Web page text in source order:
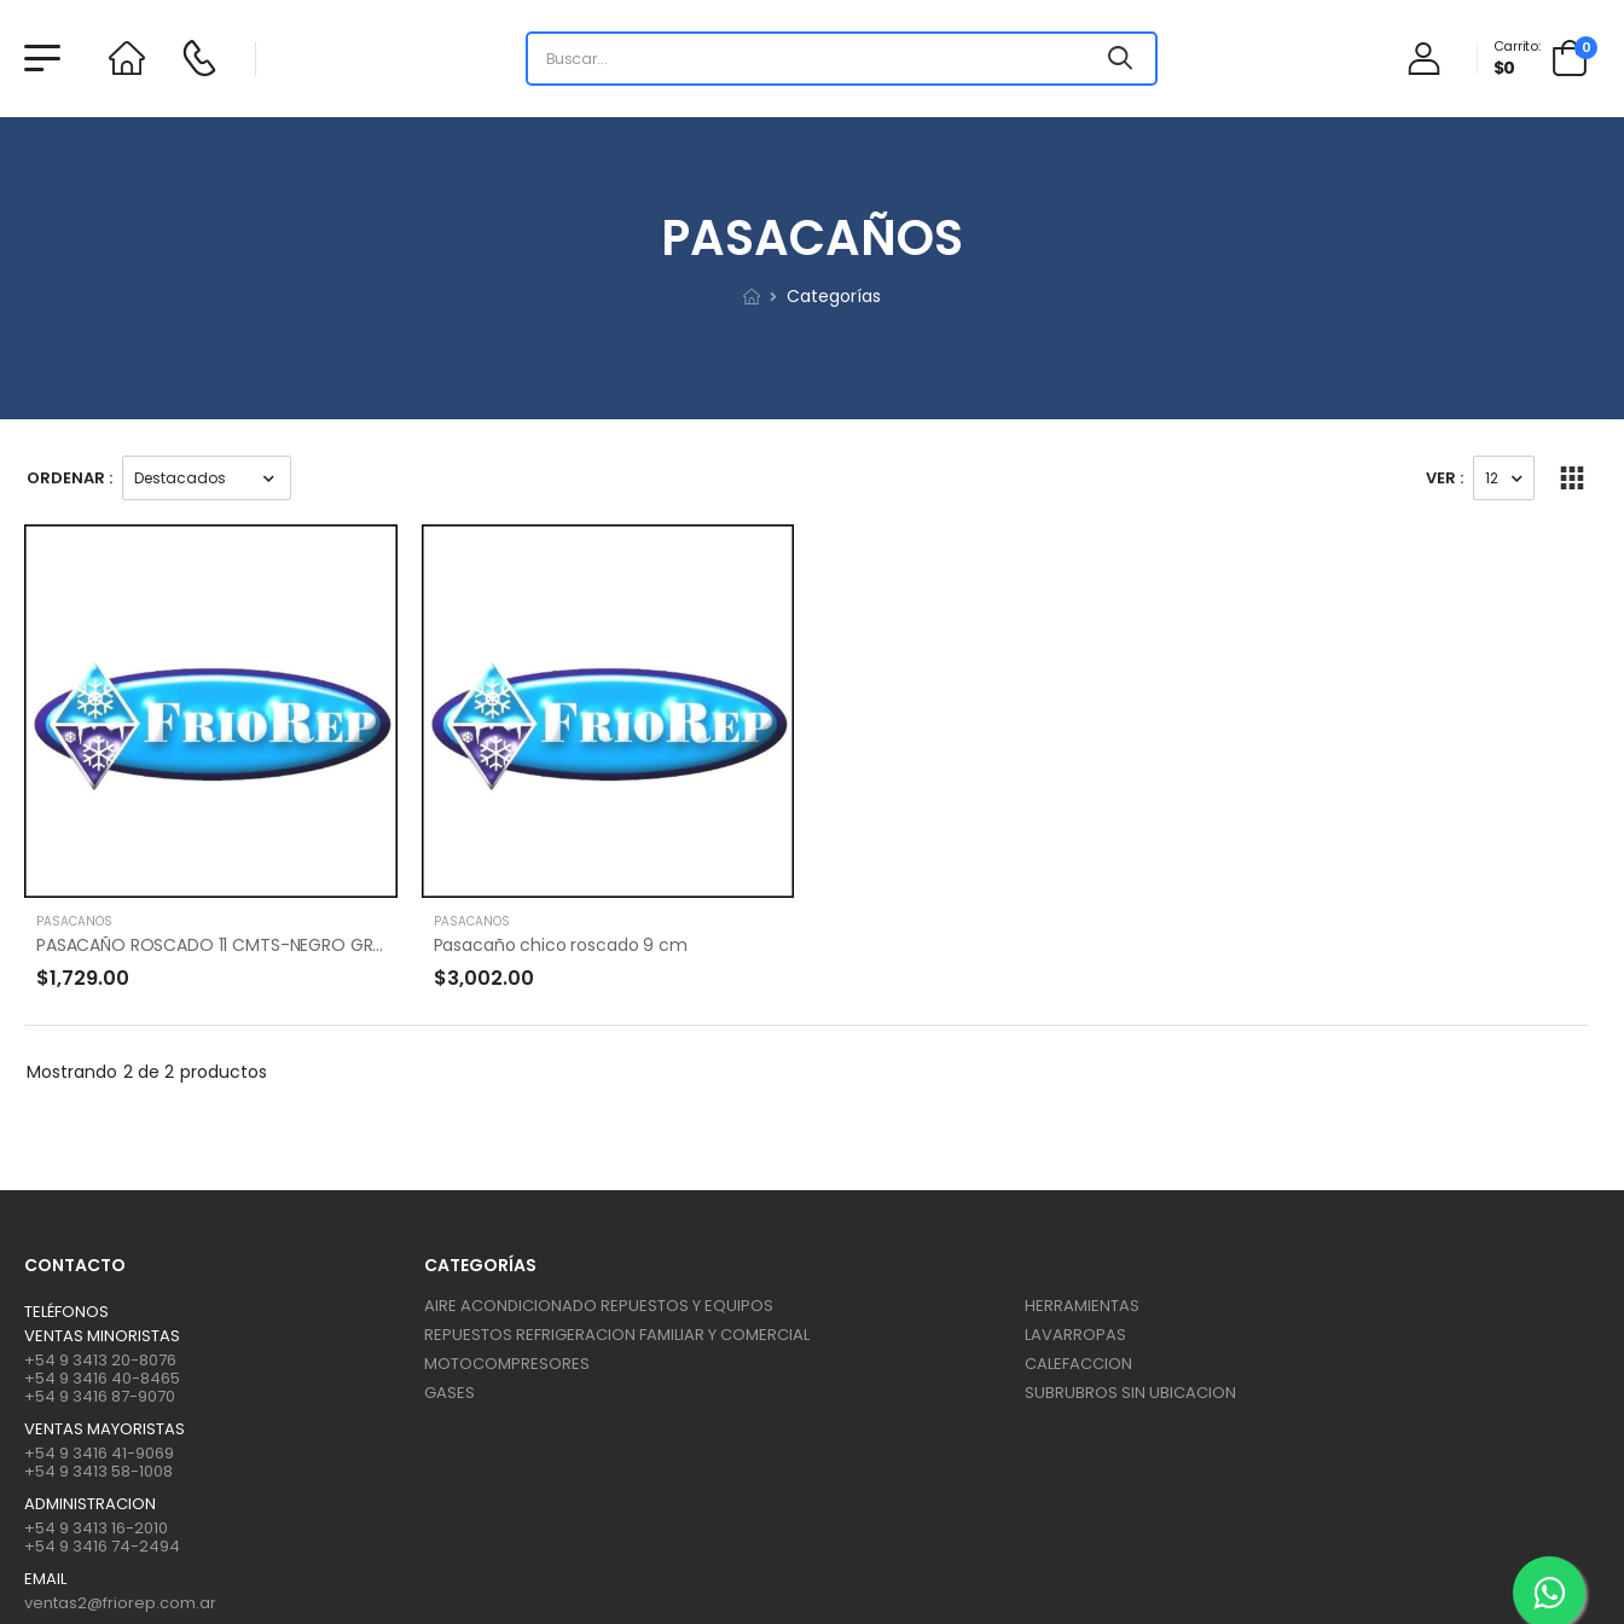
Carrito:
$0
0
PASACAÑOS
Categorías
ORDENAR : VER :
PASACAÑOS
PASACAÑO ROSCADO 11 CMTS-NEGRO GRANDE
$1,729.00
PASACAÑOS
Pasacaño chico roscado 9 cm
$3,002.00
Mostrando 2 de 2 productos
CATEGORÍAS
AIRE ACONDICIONADO REPUESTOS Y EQUIPOS
REPUESTOS REFRIGERACION FAMILIAR Y COMERCIAL
MOTOCOMPRESORES
GASES
HERRAMIENTAS
LAVARROPAS
CALEFACCION
SUBRUBROS SIN UBICACION
CONTACTO
TELÉFONOS
VENTAS MINORISTAS
+54 9 3413 20-8076
+54 9 3416 40-8465
+54 9 3416 87-9070
VENTAS MAYORISTAS
+54 9 3416 41-9069
+54 9 3413 58-1008
ADMINISTRACION
+54 9 3413 16-2010
+54 9 3416 74-2494
EMAIL
ventas2@friorep.com.ar